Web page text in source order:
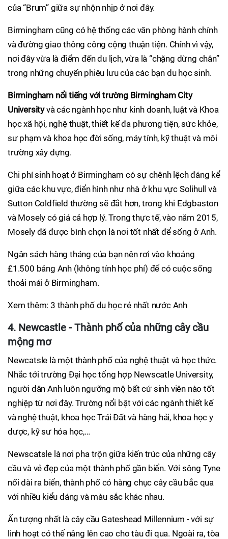
của “Brum” giữa sự nhộn nhịp ở nơi đây.
Birmingham cũng có hệ thống các văn phòng hành chính
và đường giao thông công cộng thuận tiện. Chính vì vậy,
nơi đây vừa là điểm đến du lịch, vừa là “chặng dừng chân”
trong những chuyến phiêu lưu của các bạn du học sinh.
Birmingham nổi tiếng với trường Birmingham City
Universityvà các ngành học như kinh doanh, luật và Khoa
học xã hội, nghệ thuật, thiết kế đa phương tiện, sức khỏe,
sư phạm và khoa học đời sống, máy tính, kỹ thuật và môi
trường xây dựng.
Chi phí sinh hoạt ở Birmingham có sự chênh lệch đáng kể
giữa các khu vực, điển hình như nhà ở khu vực Solihull và
Sutton Coldfield thường sẽ đắt hơn, trong khi Edgbaston
và Mosely có giá cả hợp lý. Trong thực tế, vào năm 2015,
Mosely đã được bình chọn là nơi tốt nhất để sống ở Anh.
Ngân sách hàng tháng của bạn nên rơi vào khoảng
£1.500 bảng Anh (không tính học phí) để có cuộc sống
thoải mái ở Birmingham.
Xem thêm: 3 thành phố du học rẻ nhất nước Anh
4. Newcastle - Thành phố của những cây cầu
mộng mơ
Newcatsle là một thành phố của nghệ thuật và học thức.
Nhắc tới trường Đại học tổng hợp Newscatle University,
người dân Anh luôn ngưỡng mộ bất cứ sinh viên nào tốt
nghiệp từ nơi đây. Trường nổi bật với các ngành thiết kế
và nghệ thuật, khoa học Trái Đất và hàng hải, khoa học y
dược, kỹ sư hóa học,…
Newscatsle là nơi pha trộn giữa kiến trúc của những cây
cầu và vẻ đẹp của một thành phố gần biển. Với sông Tyne
nối dài ra biển, thành phố có hàng chục cây cầu bắc qua
với nhiều kiểu dáng và màu sắc khác nhau.
Ấn tượng nhất là cây cầu Gateshead Millennium - với sự
linh hoạt có thể nâng lên cao cho tàu đi qua. Ngoài ra, tòa